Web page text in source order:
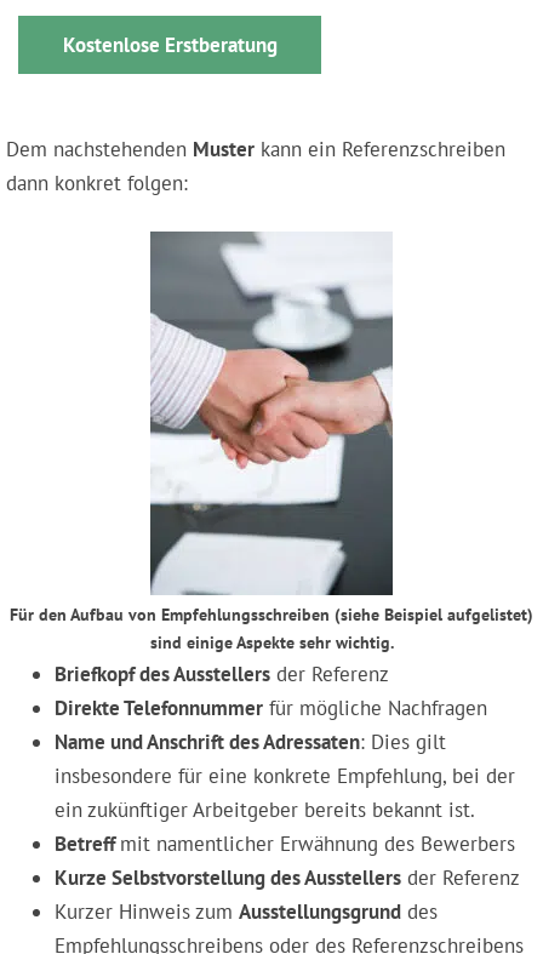
Kostenlose Erstberatung
Dem nachstehenden Muster kann ein Referenzschreiben
dann konkret folgen:
Für den Aufbau von Empfehlungsschreiben (siehe Beispiel aufgelistet)
sind einige Aspekte sehr wichtig.
Briefkopf des Ausstellers der Referenz
Direkte Telefonnummer für mögliche Nachfragen
Name und Anschrift des Adressaten: Dies gilt
insbesondere für eine konkrete Empfehlung, bei der
ein zukünftiger Arbeitgeber bereits bekannt ist.
Betreffmit namentlicher Erwähnung des Bewerbers
Kurze Selbstvorstellung des Ausstellers der Referenz
Kurzer Hinweis zum Ausstellungsgrund des
Empfehlungsschreibens oder des Referenzschreibens